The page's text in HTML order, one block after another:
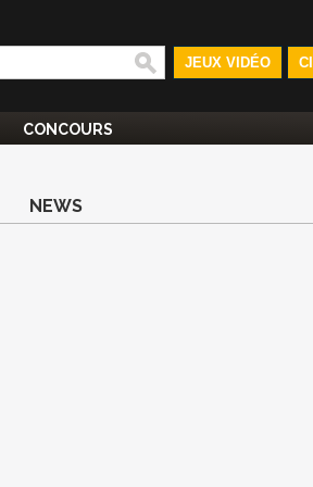
JEUX VIDÉO
CONCOURS
NEWS